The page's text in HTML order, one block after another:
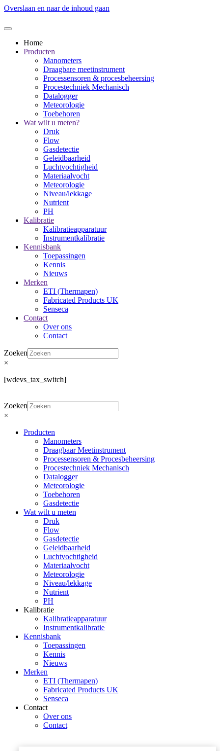
Overslaan en naar de inhoud gaan
Home
Producten
Manometers
Draagbare meetinstrument
Processensoren & procesbeheersing
Procestechniek Mechanisch
Datalogger
Meteorologie
Toebehoren
Wat wilt u meten?
Druk
Flow
Gasdetectie
Geleidbaarheid
Luchtvochtigheid
Materiaalvocht
Meteorologie
Niveau/lekkage
Nutrient
PH
Kalibratie
Kalibratieapparatuur
Instrumentkalibratie
Kennisbank
Toepassingen
Kennis
Nieuws
Merken
ETI (Thermapen)
Fabricated Products UK
Senseca
Contact
Over ons
Contact
Zoeken
×
[wdevs_tax_switch]
Zoeken
×
Producten
Manometers
Draagbaar Meetinstrument
Processensoren & Procesbeheersing
Procestechniek Mechanisch
Datalogger
Meteorologie
Toebehoren
Gasdetectie
Wat wilt u meten
Druk
Flow
Gasdetectie
Geleidbaarheid
Luchtvochtigheid
Materiaalvocht
Meteorologie
Niveau/lekkage
Nutrient
PH
Kalibratie
Kalibratieapparatuur
Instrumentkalibratie
Kennisbank
Toepassingen
Kennis
Nieuws
Merken
ETI (Thermapen)
Fabricated Products UK
Senseca
Contact
Over ons
Contact